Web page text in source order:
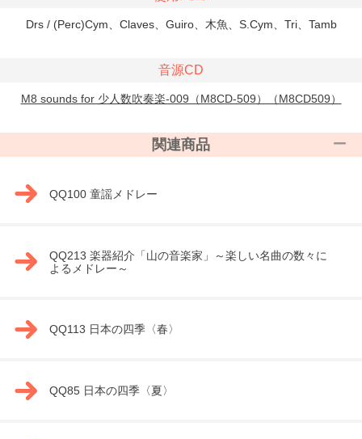
Drs / (Perc)Cym、Claves、Guiro、木魚、S.Cym、Tri、Tamb
音源CD
M8 sounds for 少人数吹奏楽-009（M8CD-509）（M8CD509）
関連商品
QQ100 童謡メドレー
QQ213 楽器紹介「山の音楽家」～楽しい名曲の数々に
よるメドレー～
QQ113 日本の四季〈春〉
QQ85 日本の四季〈夏〉